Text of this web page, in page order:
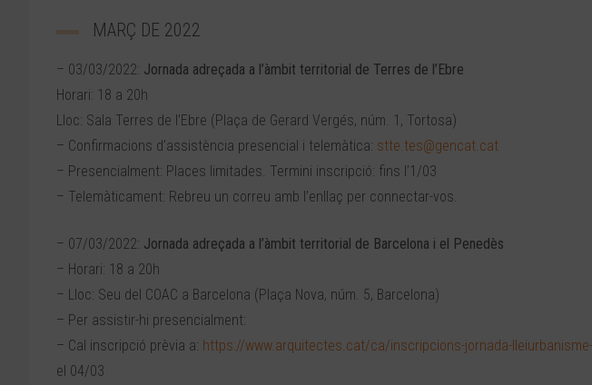
MARÇ DE 2022
– 03/03/2022: Jornada adreçada a l’àmbit territorial de Terres de l’Ebre
Horari: 18 a 20h
Lloc: Sala Terres de l’Ebre (Plaça de Gerard Vergés, núm. 1, Tortosa)
– Confirmacions d’assistència presencial i telemàtica: stte.tes@gencat.cat
– Presencialment: Places limitades. Termini inscripció: fins l’1/03
– Telemàticament: Rebreu un correu amb l’enllaç per connectar-vos.
– 07/03/2022: Jornada adreçada a l’àmbit territorial de Barcelona i el Penedès
– Horari: 18 a 20h
– Lloc: Seu del COAC a Barcelona (Plaça Nova, núm. 5, Barcelona)
– Per assistir-hi presencialment:
– Cal inscripció prèvia a: https://www.arquitectes.cat/ca/inscripcions-jornada-
el 04/03